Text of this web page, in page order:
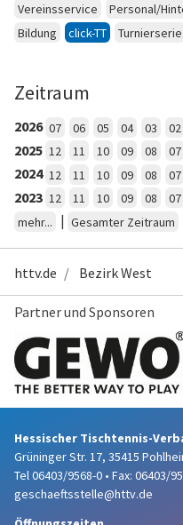
Vereinsservice
Personal/
Bildung
click-TT Turnierserie
Zeitraum
2026 07 06 05 04 03 02
2025 12 11 10 09 08 07
2024 12 11 10 09 08 07
2023 12 11 10 09 08 07
mehr...
| Gesamter Zeitraum
httv.de Bezirk West
Partner und Sponsoren
Hessischer Tischtennis-
Grüninger Str. 17, 35415
Tel 06403/9568-0 • Fax: 06403/
geschaeftsstelle@httv.de